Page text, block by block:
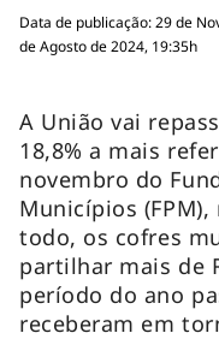
Data de publicação: 29 de
de Agosto de 2024, 19:35h
A União vai
18,8% a mais
novembro do
Municípios
todo, os cofres
partilhar mais de
período do ano
receberam em